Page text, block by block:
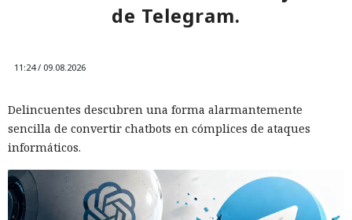
de Telegram.
11:24 / 09.08.2026
Delincuentes descubren una forma alarmantemente
sencilla de convertir chatbots en cómplices de ataques
informáticos.